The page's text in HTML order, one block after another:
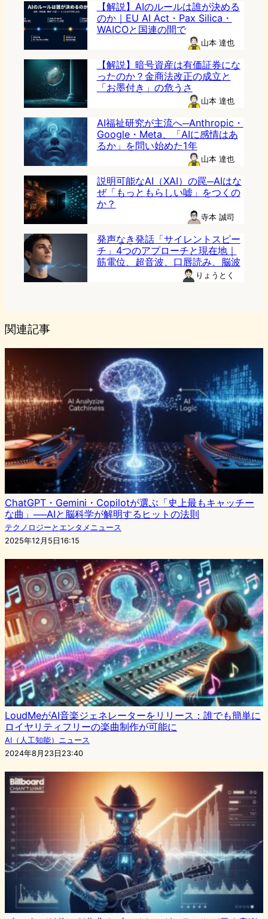
【解説】AIのルールは誰が決める
のか｜EU AI Act・Pax Silica・
WAICOと国連の間で
山本 達也
【解説】暗号資産は有価証券にな
ったのか？金商法改正の成立と
「お墨付き」の危うさ
山本 達也
AI福祉研究が主流へ─Anthropic・
Google・Meta、「AIに感情はあ
るか」を問い始めた1年
山本 達也
説明可能なAI（XAI）の罠─AIはな
ぜ「もっともらしい嘘」をつくの
か？
寺本 誠司
発声なき発話「サイレントスピー
チ」4つのアプローチと現在地｜
筋電位、超音波、口唇読み、脳波
りょうとく
関連記事
ChatGPT・Gemini・Copilotが選ぶ「史上最もキャッチー
な曲」──AIと脳科学が解明するヒットの法則
テクノロジーとエンタメニュース
2025年12月5日16:15
LoudMeがAI音楽ジェネレーターをリリース：誰でも簡単に
ロイヤリティフリーの楽曲制作が可能に
AI（人工知能）ニュース
2024年8月23日23:40